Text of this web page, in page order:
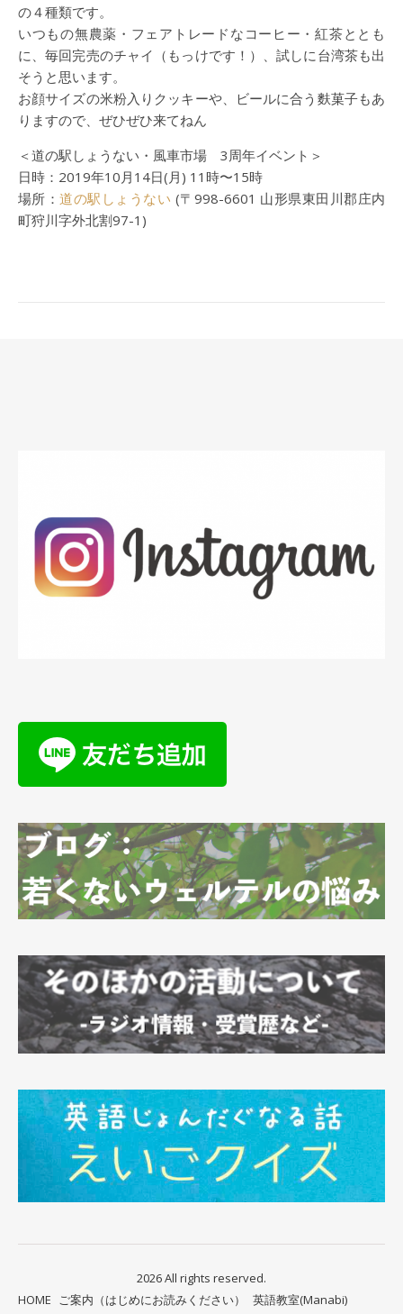
の４種類です。
いつもの無農薬・フェアトレードなコーヒー・紅茶ととも
に、毎回完売のチャイ（もっけです！）、試しに台湾茶も出
そうと思います。
お顔サイズの米粉入りクッキーや、ビールに合う麩菓子もあ
りますので、ぜひぜひ来てねん
＜道の駅しょうない・風車市場 3周年イベント＞
日時：2019年10月14日(月) 11時〜15時
場所：道の駅しょうない (〒998-6601 山形県東田川郡庄内
町狩川字外北割97-1)
2026 All rights reserved.
HOME ご案内（はじめにお読みください）
英語教室(Manabi)